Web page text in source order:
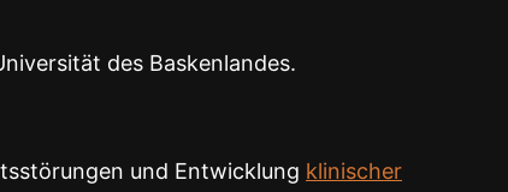
des Baskenlandes.
und Entwicklung klinischer